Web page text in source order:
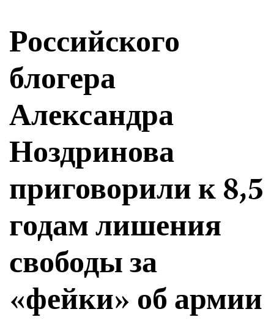
Российского
блогера
Александра
Ноздринова
приговорили к 8,5
годам лишения
свободы за
«фейки» об армии